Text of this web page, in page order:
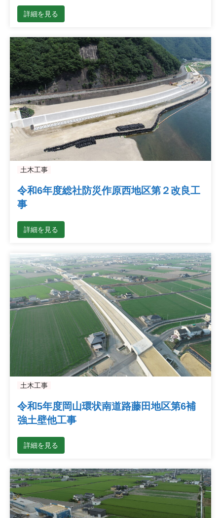
詳細を見る
土木工事
令和6年度総社防災作原西地区第２改良工
事
詳細を見る
土木工事
令和5年度岡山環状南道路藤田地区第6補
強土壁他工事
詳細を見る